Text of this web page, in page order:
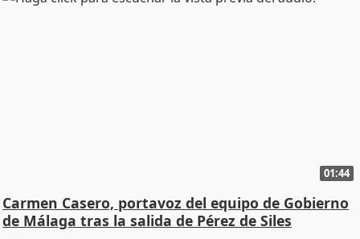
01:44
Carmen Casero, portavoz del equipo de Gobierno
de Málaga tras la salida de Pérez de Siles